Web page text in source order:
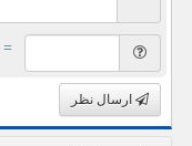
= ۹ بعلاوه ۲
ارسال نظر